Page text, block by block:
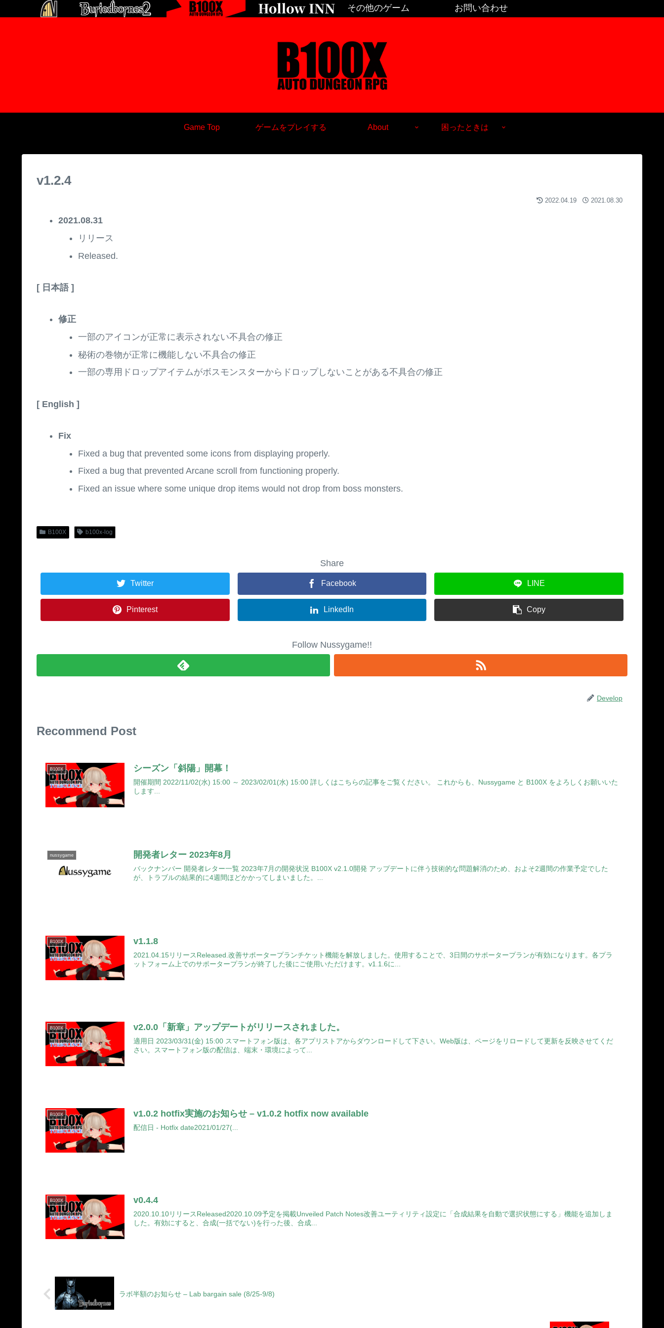
その他のゲーム お問い合わせ
Game Top ゲームをプレイする About 困ったときは
v1.2.4
2022.04.19 2021.08.30
2021.08.31
リリース
Released.
[ 日本語 ]
修正
一部のアイコンが正常に表示されない不具合の修正
秘術の巻物が正常に機能しない不具合の修正
一部の専用ドロップアイテムがボスモンスターからドロップしないことがある不具合の修正
[ English ]
Fix
Fixed a bug that prevented some icons from displaying properly.
Fixed a bug that prevented Arcane scroll from functioning properly.
Fixed an issue where some unique drop items would not drop from boss monsters.
B100X b100x-log
Share
Twitter Facebook LINE
Pinterest LinkedIn Copy
Follow Nussygame!!
Develop
Recommend Post
B100X シーズン「斜陽」開幕！
開催期間 2022/11/02(水) 15:00 ～ 2023/02/01(水) 15:00 詳しくはこちらの記事をご覧ください。 これからも、Nussygame と B100X をよろしくお願いいた
します...
nussygame 開発者レター 2023年8月
バックナンバー 開発者レター一覧 2023年7月の開発状況 B100X v2.1.0開発 アップデートに伴う技術的な問題解消のため、およそ2週間の作業予定でした
が、トラブルの結果的に4週間ほどかかってしまいました。...
B100X v1.1.8
2021.04.15リリースReleased.改善サポータープランチケット機能を解放しました。使用することで、3日間のサポータープランが有効になります。各プラ
ットフォーム上でのサポータープランが終了した後にご使用いただけます。v1.1.6に...
B100X v2.0.0「新章」アップデートがリリースされました。
適用日 2023/03/31(金) 15:00 スマートフォン版は、各アプリストアからダウンロードして下さい。Web版は、ページをリロードして更新を反映させてくだ
さい。スマートフォン版の配信は、端末・環境によって...
B100X v1.0.2 hotfix実施のお知らせ – v1.0.2 hotfix now available
配信日 - Hotfix date2021/01/27(...
B100X v0.4.4
2020.10.10リリースReleased2020.10.09予定を掲載Unveiled Patch Notes改善ユーティリティ設定に「合成結果を自動で選択状態にする」機能を追加しま
した。有効にすると、合成(一括でない)を行った後、合成...
ラボ半額のお知らせ – Lab bargain sale (8/25-9/8)